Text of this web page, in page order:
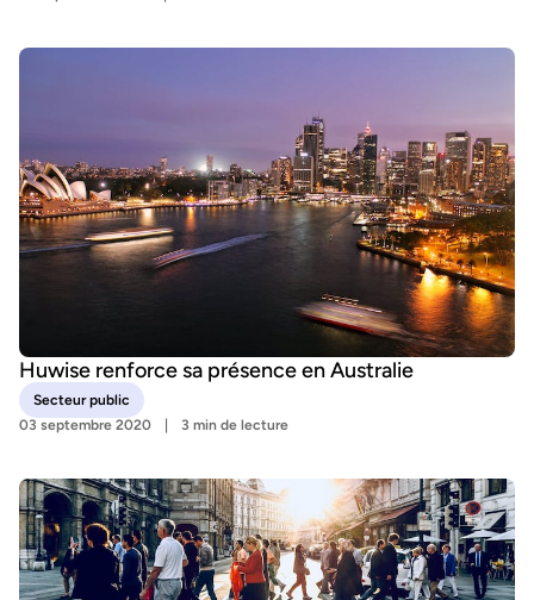
Huwise renforce sa présence en Australie
Secteur public
03 septembre 2020
3 min de lecture